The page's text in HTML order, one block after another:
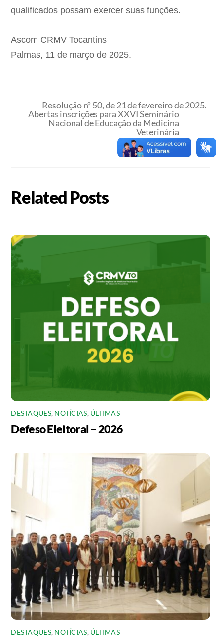
qualificados possam exercer suas funções.
Ascom CRMV Tocantins
Palmas, 11 de março de 2025.
Resolução nº 50, de 21 de fevereiro de 2025.
Abertas inscrições para XXVI Seminário
Nacional de Educação da Medicina
Veterinária
Related Posts
DESTAQUES, NOTÍCIAS, ÚLTIMAS
Defeso Eleitoral – 2026
DESTAQUES, NOTÍCIAS, ÚLTIMAS